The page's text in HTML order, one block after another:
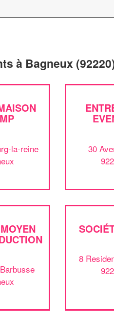
à Bagneux
la-reine
30
8